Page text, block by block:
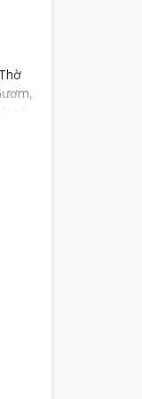
và
và
léo